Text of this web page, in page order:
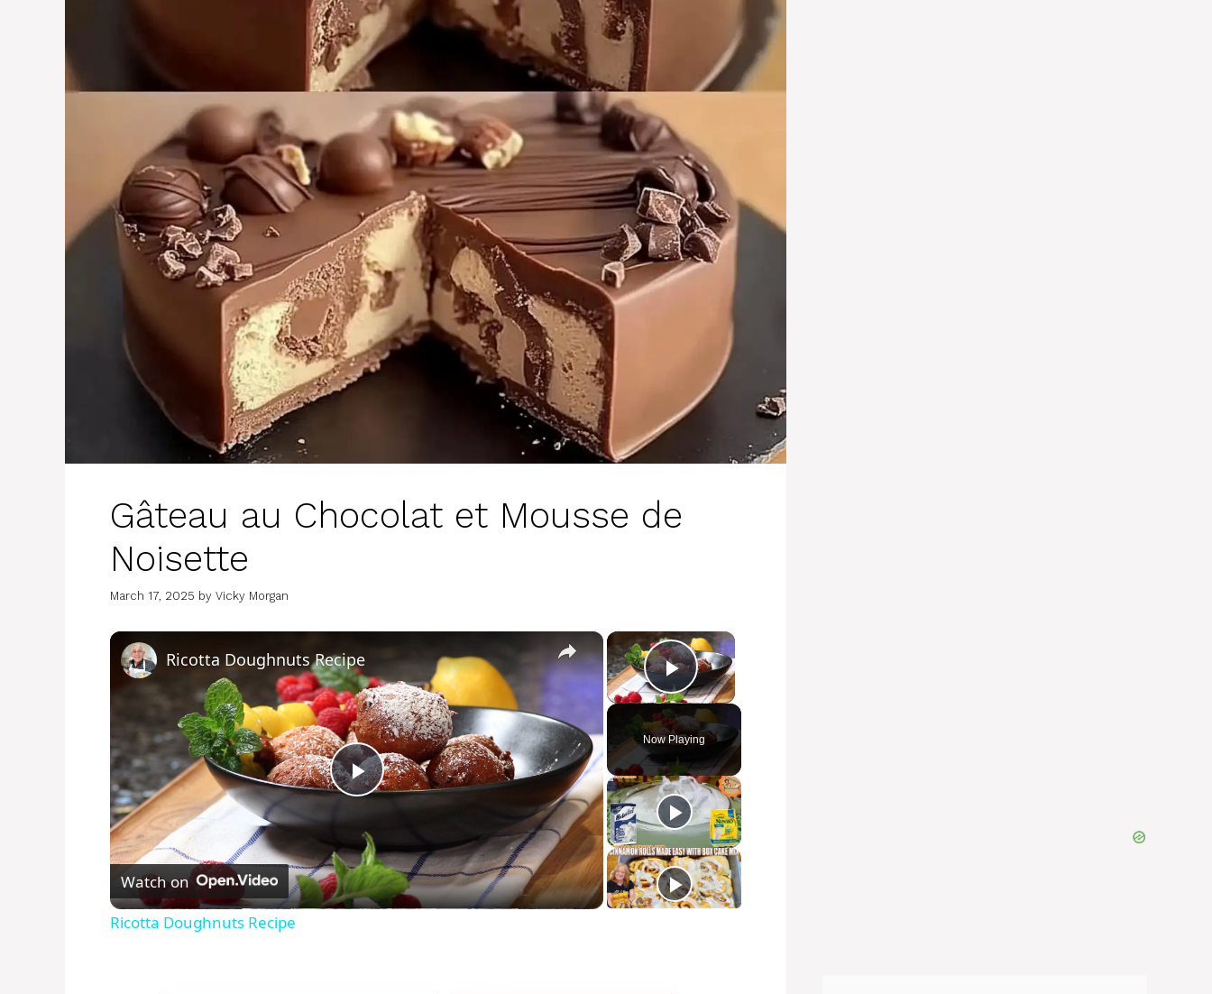
Gâteau au Chocolat et Mousse de
Noisette
March 17, 2025 by Vicky Morgan
×
Play Video
Now Playing
×
P
l
a
Ricotta Doughnuts Recipe
Watch on
Ricotta Doughnuts Recipe